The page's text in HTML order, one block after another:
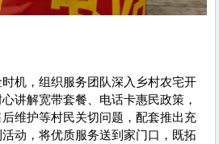
机，组织服务团队深入乡村农宅开
讲解宽带套餐、电话卡惠民政策，
维护等村民关切问题，配套推出充
动，将优质服务送到家门口，既拓